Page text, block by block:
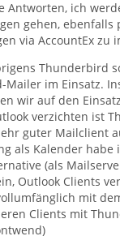
Antworten, ich
gehen, ebenfalls
via AccountEx zu
Thunderbird
Mailer im Einsatz.
wir auf den
verzichten ist
guter Mailclient
als Kalender habe
(als
Outlook Clients
mit
Clients mit